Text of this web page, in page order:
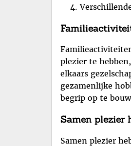
plezier te
elkaars
gezamenlijke
begrip op te
Samen plezier
Samen plezier